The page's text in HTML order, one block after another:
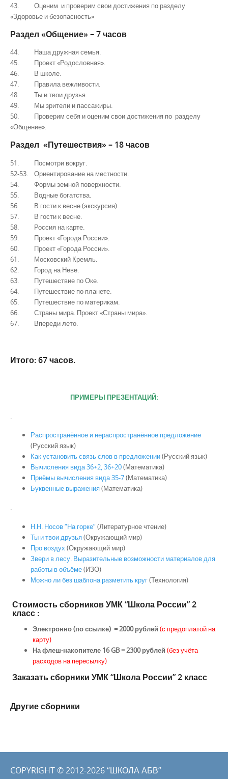
43. Оценим и проверим свои достижения по разделу
«Здоровье и безопасность»
Раздел «Общение» – 7 часов
44. Наша дружная семья.
45. Проект «Родословная».
46. В школе.
47. Правила вежливости.
48. Ты и твои друзья.
49. Мы зрители и пассажиры.
50. Проверим себя и оценим свои достижения по разделу
«Общение».
Раздел «Путешествия» – 18 часов
51. Посмотри вокруг.
52-53. Ориентирование на местности.
54. Формы земной поверхности.
55. Водные богатства.
56. В гости к весне (экскурсия).
57. В гости к весне.
58. Россия на карте.
59. Проект «Города России».
60. Проект «Города России».
61. Московский Кремль.
62. Город на Неве.
63. Путешествие по Оке.
64. Путешествие по планете.
65. Путешествие по материкам.
66. Страны мира. Проект «Страны мира».
67. Впереди лето.
Итого: 67 часов.
ПРИМЕРЫ ПРЕЗЕНТАЦИЙ:
.
Распространённое и нераспространённое предложение
(Русский язык)
Как установить связь слов в предложении(Русский язык)
Вычисления вида 36+2, 36+20(Математика)
Приёмы вычисления вида 35-7(Математика)
Буквенные выражения(Математика)
.
Н.Н. Носов “На горке”(Литературное чтение)
Ты и твои друзья(Окружающий мир)
Про воздух (Окружающий мир)
Звери в лесу. Выразительные возможности материалов для
работы в объёме(ИЗО)
Можно ли без шаблона разметить круг(Технология)
Стоимость сборников УМК “Школа России” 2
класс :
Электронно (по ссылке) = 2000 рублей (с предоплатой на
карту)
На флеш-накопителе 16 GB = 2300 рублей (без учёта
расходов на пересылку)
Заказать сборники УМК “Школа России” 2 класс
Другие сборники
COPYRIGHT © 2012-2026 “ШКОЛА АБВ”